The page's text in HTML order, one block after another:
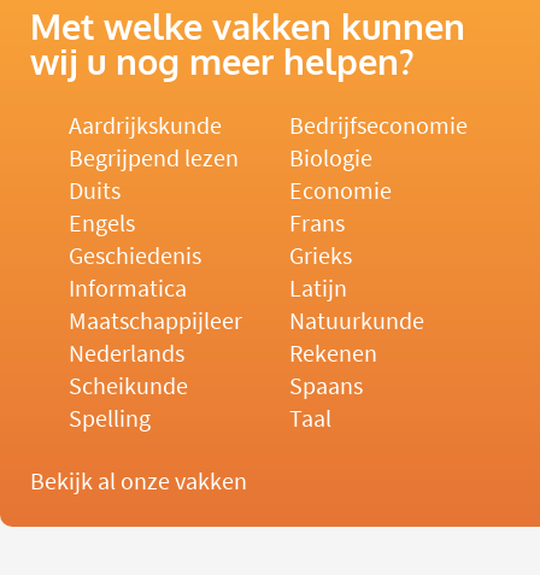
Met welke vakken kunnen
wij u nog meer helpen?
Aardrijkskunde
Bedrijfseconomie
Begrijpend lezen
Biologie
Duits
Economie
Engels
Frans
Geschiedenis
Grieks
Informatica
Latijn
Maatschappijleer
Natuurkunde
Nederlands
Rekenen
Scheikunde
Spaans
Spelling
Taal
Bekijk al onze vakken